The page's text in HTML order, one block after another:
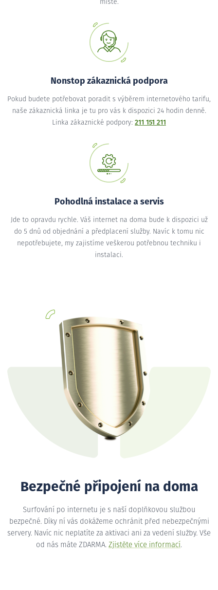
místě.
Nonstop zákaznická podpora
Pokud budete potřebovat poradit s výběrem internetového tarifu,
naše zákaznická linka je tu pro vás k dispozici 24 hodin denně.
Linka zákaznické podpory: 211 151 211
Pohodlná instalace a servis
Jde to opravdu rychle. Váš internet na doma bude k dispozici už
do 5 dnů od objednání a předplacení služby. Navíc k tomu nic
nepotřebujete, my zajistíme veškerou potřebnou techniku i
instalaci.
Bezpečné připojení na doma
Surfování po internetu je s naší doplňkovou službou
bezpečné. Díky ní vás dokážeme ochránit před nebezpečnými
servery. Navíc nic neplatíte za aktivaci ani za vedení služby. Vše
od nás máte ZDARMA. Zjistěte více informací.